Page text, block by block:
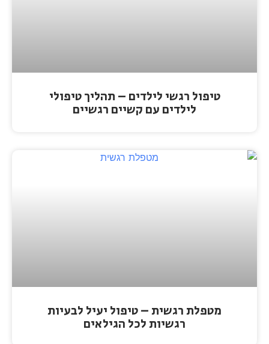
טיפול רגשי לילדים – תהליך טיפולי
לילדים עם קשיים רגשיים
מטפלת רגשית – טיפול יעיל לבעיות
רגשיות לכל הגילאים